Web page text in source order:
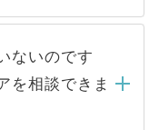
募が殺到する場
合った人材の
ケースが増え
せん。内定先へ
トナーが行い
。
はありませんの
トからの登録
個人情報は、
び転職活動の
。お預かりし
ないのです
を相談できま